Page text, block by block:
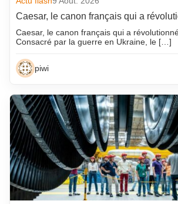
Caesar, le canon français qui a
Caesar, le canon français qui a
Consacré par la guerre en Ukraine, le […]
piwi